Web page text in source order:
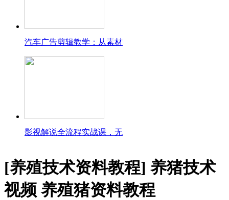
汽车广告剪辑教学：从素材
影视解说全流程实战课，无
[养殖技术资料教程] 养猪技术
视频 养殖猪资料教程